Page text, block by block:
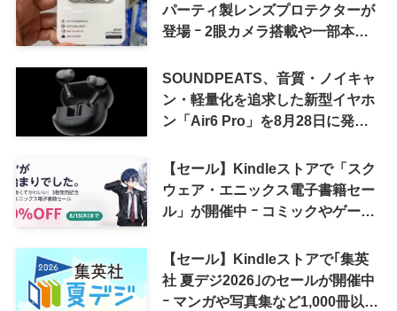
パーティ製レンズプロテクターが
登場 ｰ 2眼カメラ搭載や一部本体
SOUNDPEATS、音質・ノイキャ
ン・軽量化を追求した新型イヤホ
ン「Air6 Pro」を8月28日に発売
【セール】Kindleストアで「スク
ウェア・エニックス電子書籍セー
ル」が開催中 ｰ コミックやゲーム
【セール】Kindleストアで｢集英
社 夏デジ2026｣のセールが開催中
ｰ マンガや写真集など1,000冊以上